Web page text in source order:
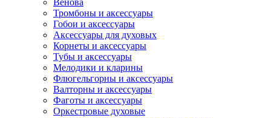
Венова
Тромбоны и аксессуары
Гобои и аксессуары
Аксессуары для духовых
Корнеты и аксессуары
Тубы и аксессуары
Мелодики и кларины
Флюгельгорны и аксессуары
Валторны и аксессуары
Фаготы и аксессуары
Оркестровые духовые